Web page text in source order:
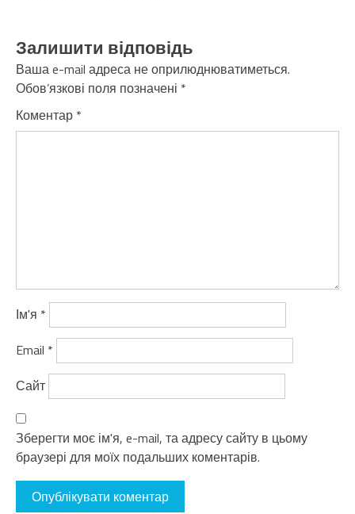
Залишити відповідь
Ваша e-mail адреса не оприлюднюватиметься.
Обов’язкові поля позначені *
Коментар *
Ім'я *
Email *
Сайт
Зберегти моє ім'я, e-mail, та адресу сайту в цьому
браузері для моїх подальших коментарів.